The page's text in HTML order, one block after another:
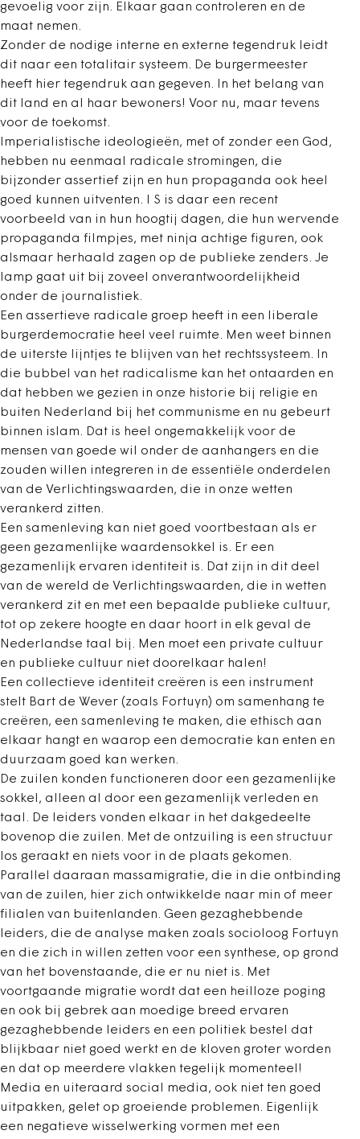
gevoelig voor zijn. Elkaar gaan controleren en de
maat nemen.
Zonder de nodige interne en externe tegendruk leidt
dit naar een totalitair systeem. De burgermeester
heeft hier tegendruk aan gegeven. In het belang van
dit land en al haar bewoners! Voor nu, maar tevens
voor de toekomst.
Imperialistische ideologieën, met of zonder een God,
hebben nu eenmaal radicale stromingen, die
bijzonder assertief zijn en hun propaganda ook heel
goed kunnen uitventen. I S is daar een recent
voorbeeld van in hun hoogtij dagen, die hun wervende
propaganda filmpjes, met ninja achtige figuren, ook
alsmaar herhaald zagen op de publieke zenders. Je
lamp gaat uit bij zoveel onverantwoordelijkheid
onder de journalistiek.
Een assertieve radicale groep heeft in een liberale
burgerdemocratie heel veel ruimte. Men weet binnen
de uiterste lijntjes te blijven van het rechtssysteem. In
die bubbel van het radicalisme kan het ontaarden en
dat hebben we gezien in onze historie bij religie en
buiten Nederland bij het communisme en nu gebeurt
binnen islam. Dat is heel ongemakkelijk voor de
mensen van goede wil onder de aanhangers en die
zouden willen integreren in de essentiële onderdelen
van de Verlichtingswaarden, die in onze wetten
verankerd zitten.
Een samenleving kan niet goed voortbestaan als er
geen gezamenlijke waardensokkel is. Er een
gezamenlijk ervaren identiteit is. Dat zijn in dit deel
van de wereld de Verlichtingswaarden, die in wetten
verankerd zit en met een bepaalde publieke cultuur,
tot op zekere hoogte en daar hoort in elk geval de
Nederlandse taal bij. Men moet een private cultuur
en publieke cultuur niet doorelkaar halen!
Een collectieve identiteit creëren is een instrument
stelt Bart de Wever (zoals Fortuyn) om samenhang te
creëren, een samenleving te maken, die ethisch aan
elkaar hangt en waarop een democratie kan enten en
duurzaam goed kan werken.
De zuilen konden functioneren door een gezamenlijke
sokkel, alleen al door een gezamenlijk verleden en
taal. De leiders vonden elkaar in het dakgedeelte
bovenop die zuilen. Met de ontzuiling is een structuur
los geraakt en niets voor in de plaats gekomen.
Parallel daaraan massamigratie, die in die ontbinding
van de zuilen, hier zich ontwikkelde naar min of meer
filialen van buitenlanden. Geen gezaghebbende
leiders, die de analyse maken zoals socioloog Fortuyn
en die zich in willen zetten voor een synthese, op grond
van het bovenstaande, die er nu niet is. Met
voortgaande migratie wordt dat een heilloze poging
en ook bij gebrek aan moedige breed ervaren
gezaghebbende leiders en een politiek bestel dat
blijkbaar niet goed werkt en de kloven groter worden
en dat op meerdere vlakken tegelijk momenteel!
Media en uiteraard social media, ook niet ten goed
uitpakken, gelet op groeiende problemen. Eigenlijk
een negatieve wisselwerking vormen met een